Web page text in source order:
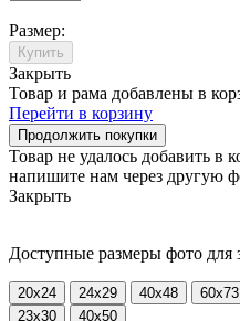
Размер:
Купить
Закрыть
Товар и рама добавлены в
Перейти в корзину
Продолжить покупки
Товар не удалось добавить в
напишите нам через другую
Закрыть
Доступные размеры фото для
20x24 24x29 40x48 60x73
23x30
40x50